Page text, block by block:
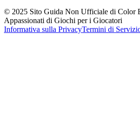
© 2025 Sito Guida Non Ufficiale di Color
Appassionati di Giochi per i Giocatori
Informativa sulla PrivacyTermini di